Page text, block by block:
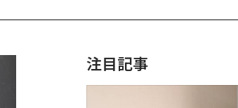
注目記事